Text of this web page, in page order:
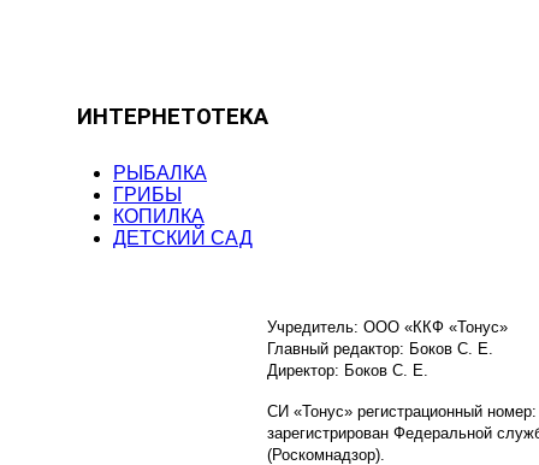
ИНТЕРНЕТОТЕКА
РЫБАЛКА
ГРИБЫ
КОПИЛКА
ДЕТСКИЙ САД
Учредитель: ООО «ККФ «Тонус»
Главный редактор: Боков С. Е.
Директор: Боков С. Е.
СИ «Тонус» регистрационный
зарегистрирован Федеральной
(Роскомнадзор).